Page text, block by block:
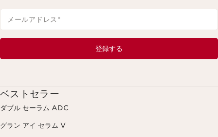
メールアドレス *
登録する
ベストセラー
ダブル セーラム ADC
グラン アイ セラム V